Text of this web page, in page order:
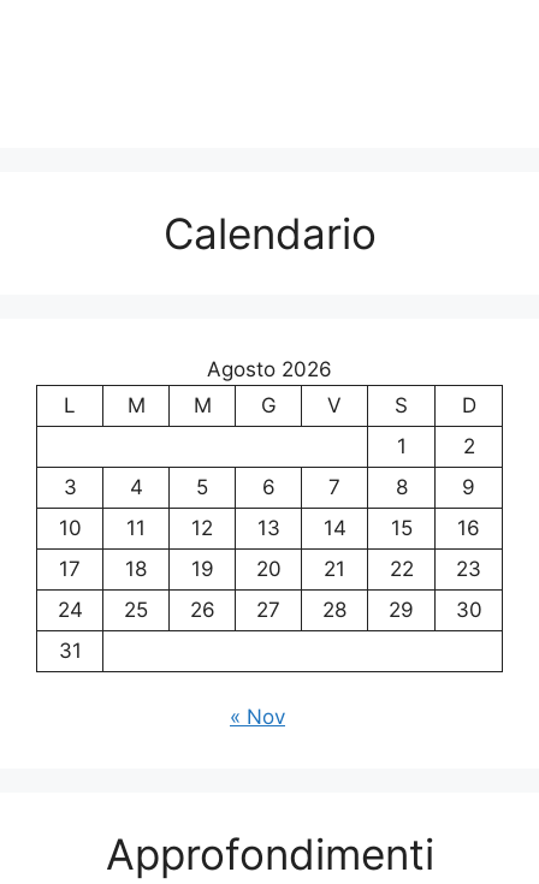
Calendario
Agosto 2026
L
M M G V S
D
1
2
3
4 5 6 7 8
9
10
11 12 13 14 15
16
17
18 19 20 21 22
23
24
25 26 27 28 29
30
31
« Nov
Approfondimenti